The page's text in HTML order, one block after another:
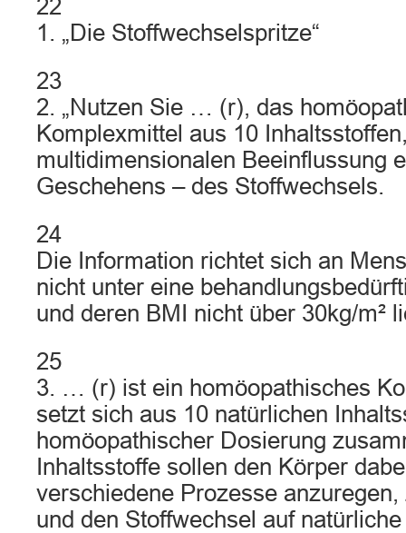
22
1. „Die Stoffwechselspritze“
23
2. „Nutzen Sie … (r), das
Komplexmittel aus 10
multidimensionalen Beeinflussung
Geschehens – des Stoffwechsels.
24
Die Information richtet sich an
nicht unter eine
und deren BMI nicht über 30kg/m²
25
3. … (r) ist ein homöopathisches
setzt sich aus 10 natürlichen
homöopathischer Dosierung
Inhaltsstoffe sollen den Körper
verschiedene Prozesse
und den Stoffwechsel auf